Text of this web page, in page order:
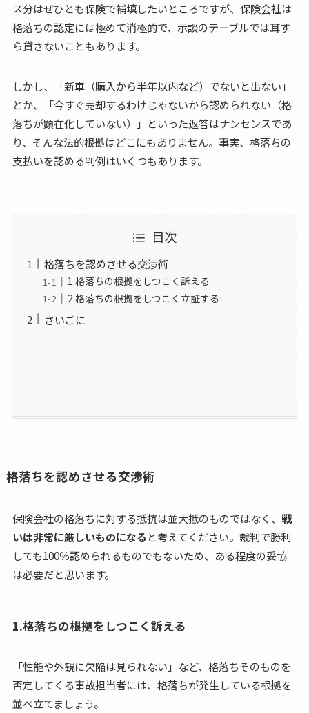
ス分はぜひとも保険で補填したいところですが、保険会社は
格落ちの認定には極めて消極的で、示談のテーブルでは耳す
ら貸さないこともあります。
しかし、「新車（購入から半年以内など）でないと出ない」
とか、「今すぐ売却するわけじゃないから認められない（格
落ちが顕在化していない）」といった返答はナンセンスであ
り、そんな法的根拠はどこにもありません。事実、格落ちの
支払いを認める判例はいくつもあります。
目次
格落ちを認めさせる交渉術
1.格落ちの根拠をしつこく訴える
2.格落ちの根拠をしつこく立証する
さいごに
格落ちを認めさせる交渉術
保険会社の格落ちに対する抵抗は並大抵のものではなく、 戦
いは非常に厳しいものになる と考えてください。裁判で勝利
しても100％認められるものでもないため、ある程度の妥協
は必要だと思います。
1.格落ちの根拠をしつこく訴える
「性能や外観に欠陥は見られない」など、格落ちそのものを
否定してくる事故担当者には、格落ちが発生している根拠を
並べ立てましょう。